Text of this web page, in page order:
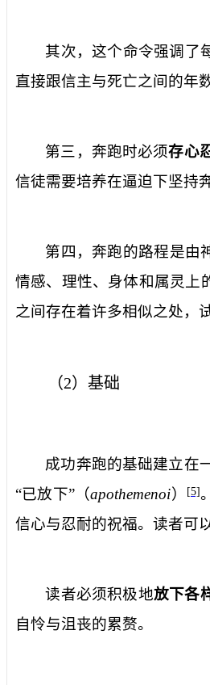
其次，这个命令强调了
直接跟信主与死亡之间的年
第三，奔跑时必须存心
信徒需要培养在逼迫下坚持
第四，奔跑的路程是由
情感、理性、身体和属灵上
之间存在着许多相似之处，
（2）基础
成功奔跑的基础建立在
“已放下”（apothemenoi） [5]
信心与忍耐的祝福。读者可
读者必须积极地放下各
自怜与沮丧的累赘。